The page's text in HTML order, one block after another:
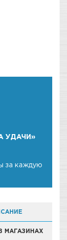
УДАЧИ»
за каждую
МАГАЗИНАХ